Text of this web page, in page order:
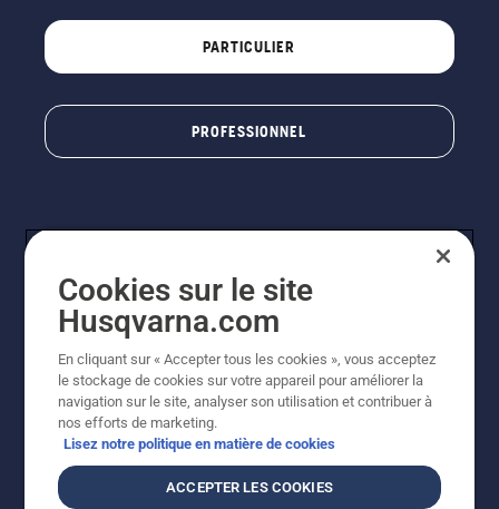
PARTICULIER
PROFESSIONNEL
© Husqvarna AB (publ). Tous droits réservés. Les prix
indiqués sont à titre indicatif de Husqvarna Schweiz AG
aux revendeurs participants, prix en CHF, TVA 8,1 % et
TAR incluses. Sous réserve de modification. Tous les
prix indiqués sont des prix de vente recommandés (TVA
incluse), sauf si le produit est disponible pour un achat
Cookies sur le site
Husqvarna.com
En cliquant sur « Accepter tous les cookies », vous acceptez
le stockage de cookies sur votre appareil pour améliorer la
navigation sur le site, analyser son utilisation et contribuer à
nos efforts de marketing.
Lisez notre politique en matière de cookies
ACCEPTER LES COOKIES